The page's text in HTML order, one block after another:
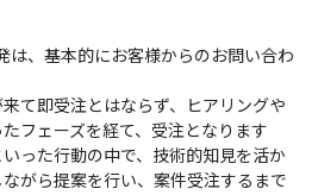
は、基本的にお客様からのお問い合わ
て即受注とはならず、ヒアリングや
フェーズを経て、受注となります
った行動の中で、技術的知見を活か
がら提案を行い、案件受注するまで